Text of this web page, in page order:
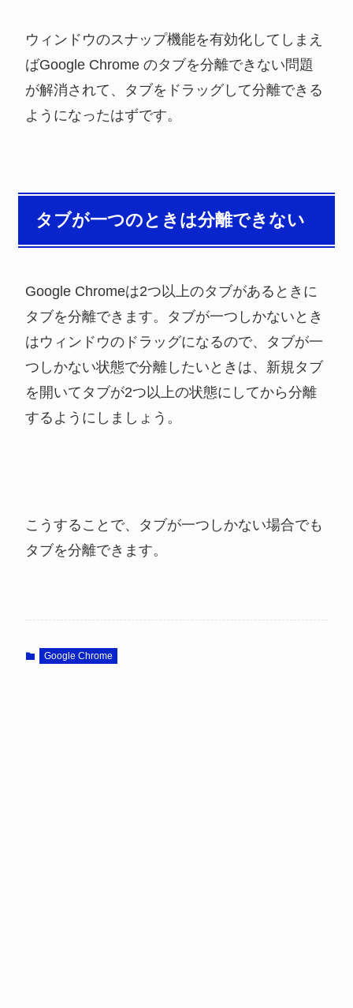
ウィンドウのスナップ機能を有効化してしまえ
ばGoogle Chrome のタブを分離できない問題
が解消されて、タブをドラッグして分離できる
ようになったはずです。
タブが一つのときは分離できない
Google Chromeは2つ以上のタブがあるときに
タブを分離できます。タブが一つしかないとき
はウィンドウのドラッグになるので、タブが一
つしかない状態で分離したいときは、新規タブ
を開いてタブが2つ以上の状態にしてから分離
するようにしましょう。
こうすることで、タブが一つしかない場合でも
タブを分離できます。
Google Chrome